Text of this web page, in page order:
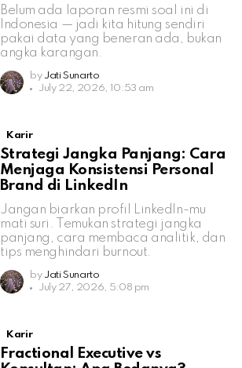
Belum ada laporan resmi soal ini di
Indonesia — jadi kita hitung sendiri
pakai data yang beneran ada, bukan
angka karangan.
by Jati Sunarto
July 22, 2026, 10:53 am
Karir
Strategi Jangka Panjang: Cara
Menjaga Konsistensi Personal
Brand di LinkedIn
Jangan biarkan profil LinkedIn-mu
mati suri. Temukan strategi jangka
panjang, cara membaca analitik, dan
tips menghindari burnout.
by Jati Sunarto
July 27, 2026, 5:08 pm
Karir
Fractional Executive vs